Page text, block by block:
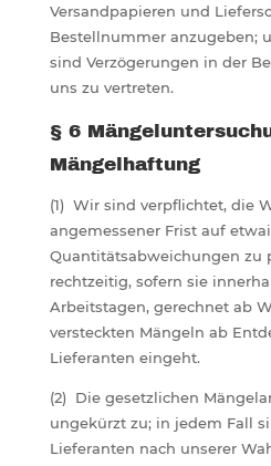
Versandpapieren und
Bestellnummer anzugeben;
sind Verzögerungen in der
uns zu vertreten.
§ 6
Mängelhaftung
(1) Wir sind verpflichtet, die
angemessener Frist auf
Quantitätsabweichungen zu
rechtzeitig, sofern sie
Arbeitstagen, gerechnet ab
versteckten Mängeln ab
Lieferanten eingeht.
(2) Die gesetzlichen
ungekürzt zu; in jedem Fall
Lieferanten nach unserer